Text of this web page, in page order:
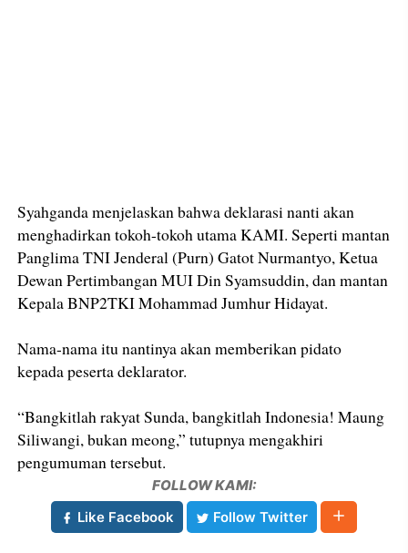
Syahganda menjelaskan bahwa deklarasi nanti akan
menghadirkan tokoh-tokoh utama KAMI. Seperti mantan
Panglima TNI Jenderal (Purn) Gatot Nurmantyo, Ketua
Dewan Pertimbangan MUI Din Syamsuddin, dan mantan
Kepala BNP2TKI Mohammad Jumhur Hidayat.
Nama-nama itu nantinya akan memberikan pidato
kepada peserta deklarator.
“Bangkitlah rakyat Sunda, bangkitlah Indonesia! Maung
Siliwangi, bukan meong,” tutupnya mengakhiri
pengumuman tersebut.
FOLLOW KAMI:
Like Facebook
Follow Twitter